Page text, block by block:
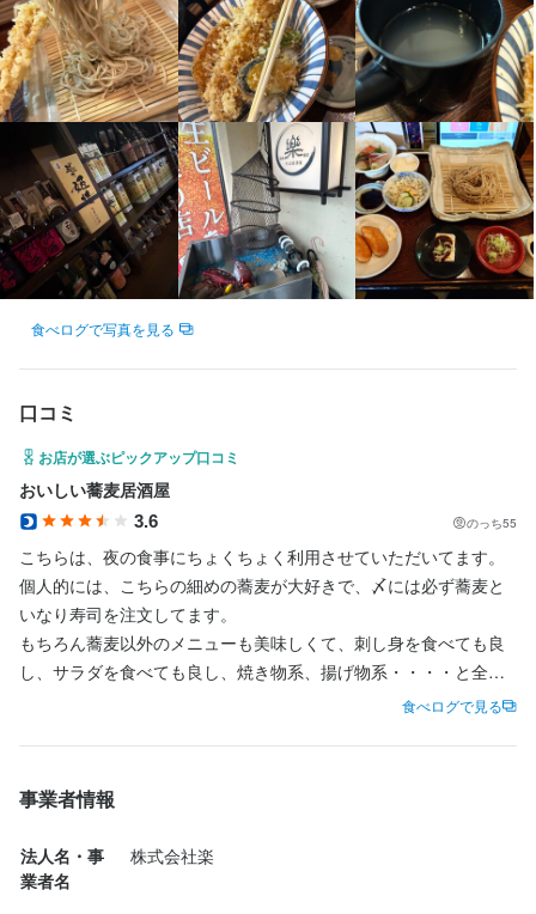
食べログで写真を見る
口コミ
お店が選ぶピックアップ口コミ
おいしい蕎麦居酒屋
3.6 のっち55
こちらは、夜の食事にちょくちょく利用させていただいてます。
個人的には、こちらの細めの蕎麦が大好きで、〆には必ず蕎麦と
いなり寿司を注文してます。
もちろん蕎麦以外のメニューも美味しくて、刺し身を食べても良
し、サラダを食べても良し、焼き物系、揚げ物系・・・・と全て
において平均点が高く美味しいお店だとおもってます。
ちなみに本日の〆の蕎麦は、ピリ辛鶏そば（つけ麺）。
温かい蕎麦つゆに冷たい蕎麦をつけてたべるお蕎麦。蕎麦つゆの
甘い香りと、出汁と刻み海苔から出る旨味に鶏が妙にあい、あと
から来るピリっと辛さは完璧です。
食べログで見る
事業者情報
法人名・事
業者名
株式会社楽
仕事内容
調理・キッチンスタッフの業務を行っていただきます。
この仕事のおすすめポイント
【経験や年齢に関わらず、誰でも活躍できる職場です】
まずは『そば居酒屋 楽 本店』での勤務からスタートします。経験
者にはスキルに応じて仕事をお任せしますが、未経験者でも包丁
の使い方からしっかりとサポートします。業務に慣れてきたら、
当社では年齢や入社年数に関係なく、誰でもチャレンジできる立
候補制を導入しています。「店長を目指したい」「新店舗で働き
たい」「メニュー開発に挑戦したい」といった希望があれば、積
極的にお任せします。あなたの「やりたい」をぜひ当社で実現し
てください。
【実際に「やりたい」を実現した例】
マネージャー（32歳） 20歳で入社し、23歳で店長に昇格。その
後、26歳でマネージャーに。調理経験はなかったものの、得意な
って入社し、入社2ヶ月で運営リーダーに就任しました。
あなたも自分の成長と夢を実現できる職場で、一緒に働いてみま
せんか？